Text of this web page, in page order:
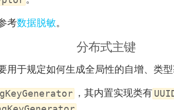
考数据脱敏。
分布式主键
用于规定如何生成全局性的自增、类型
，其内置实现类有